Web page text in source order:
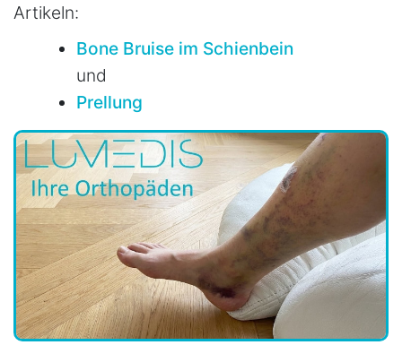
Artikeln:
Bone Bruise im Schienbein
und
Prellung